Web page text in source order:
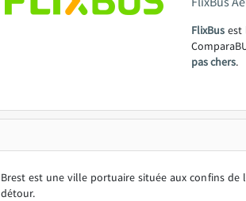
FlixBus est
pas chers.
Brest est une ville portuaire située aux confins
détour.